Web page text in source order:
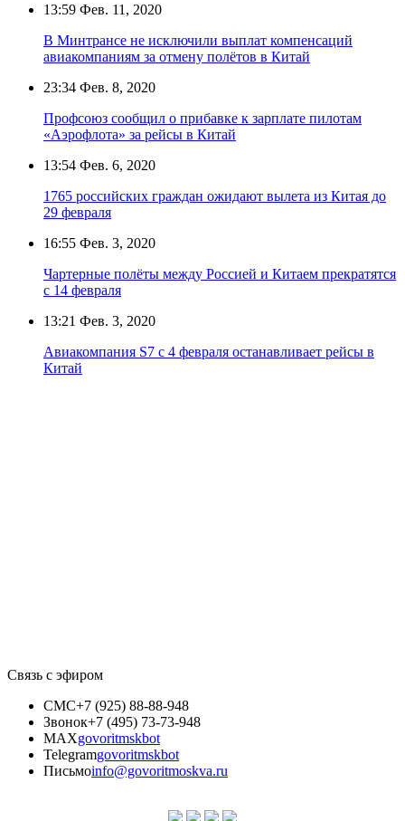
13:59 Фев. 11, 2020
В Минтрансе не исключили выплат компенсаций
авиакомпаниям за отмену полётов в Китай
23:34 Фев. 8, 2020
Профсоюз сообщил о прибавке к зарплате пилотам
«Аэрофлота» за рейсы в Китай
13:54 Фев. 6, 2020
1765 российских граждан ожидают вылета из Китая до
29 февраля
16:55 Фев. 3, 2020
Чартерные полёты между Россией и Китаем прекратятся
с 14 февраля
13:21 Фев. 3, 2020
Авиакомпания S7 с 4 февраля останавливает рейсы в
Китай
Связь с эфиром
СМС+7 (925) 88-88-948
Звонок+7 (495) 73-73-948
MAXgovoritmskbot
Telegramgovoritmskbot
Письмоinfo@govoritmoskva.ru